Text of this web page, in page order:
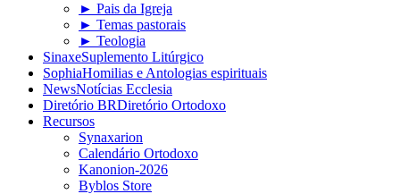
► Pais da Igreja
► Temas pastorais
► Teologia
SinaxeSuplemento Litúrgico
SophiaHomilias e Antologias espirituais
NewsNotícias Ecclesia
Diretório BRDiretório Ortodoxo
Recursos
Synaxarion
Calendário Ortodoxo
Kanonion-2026
Byblos Store